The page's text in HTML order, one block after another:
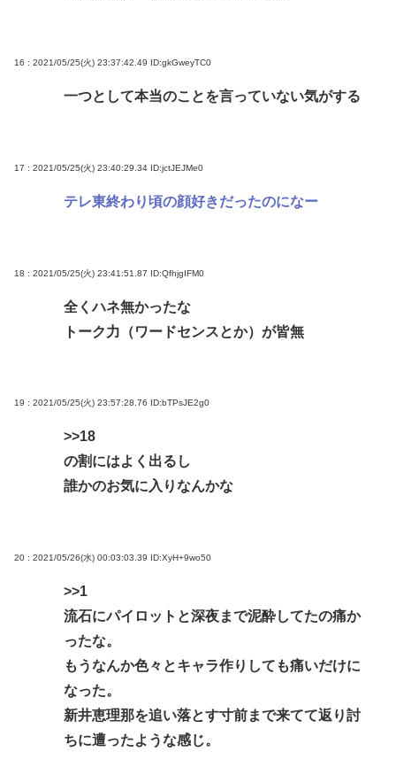
16 : 2021/05/25(火) 23:37:42.49 ID:gkGweyTC0
一つとして本当のことを言っていない気がする
17 : 2021/05/25(火) 23:40:29.34 ID:jctJEJMe0
テレ東終わり頃の顔好きだったのになー
18 : 2021/05/25(火) 23:41:51.87 ID:QfhjgIFM0
全くハネ無かったな
トーク力（ワードセンスとか）が皆無
19 : 2021/05/25(火) 23:57:28.76 ID:bTPsJE2g0
>>18
の割にはよく出るし
誰かのお気に入りなんかな
20 : 2021/05/26(水) 00:03:03.39 ID:XyH+9wo50
>>1
流石にパイロットと深夜まで泥酔してたの痛か
ったな。
もうなんか色々とキャラ作りしても痛いだけに
なった。
新井恵理那を追い落とす寸前まで来てて返り討
ちに遭ったような感じ。